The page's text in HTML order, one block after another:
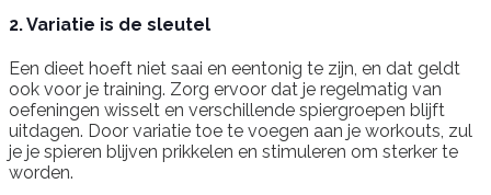
2. Variatie is de sleutel
Een dieet hoeft niet saai en eentonig te zijn, en dat geldt
ook voor je training. Zorg ervoor dat je regelmatig van
oefeningen wisselt en verschillende spiergroepen blijft
uitdagen. Door variatie toe te voegen aan je workouts, zul
je je spieren blijven prikkelen en stimuleren om sterker te
worden.